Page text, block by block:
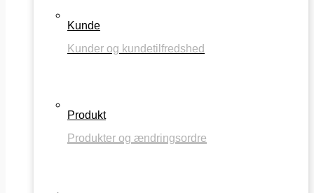
Kunde
Kunder og kundetilfredshed
Produkt
Produkter og ændringsordre